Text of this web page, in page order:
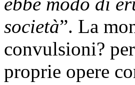
società”. La
convulsioni?
proprie opere